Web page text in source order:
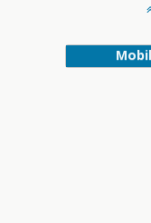
Mobil